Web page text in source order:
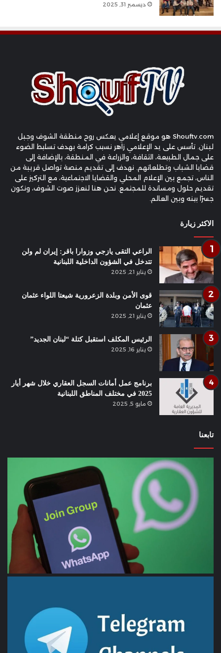
ديسمبر 31, 2025
Shouftv.com هو موقع إعلامي يعكس روح منطقة الشوف وجبل
لبنان. تأسس على يد الإعلامي زاهر نسيب كرامة بهدف تسليط الضوء
على جمال الطبيعة، الثقافة، والزراعة في المنطقة، بالإضافة إلى
قضايا الشباب وتطلعاتهم. نهدف إلى تقديم منصة تواصل قريبة من
الناس، تجمع بين الإعلام المحلي والقضايا الاجتماعية، مع التركيز على
تقديم حلول ومساندة للمجتمع. نحن هنا لنعزز صوت الشوف، ونكون
جسرًا بينه وبين العالم.
الاكثر زيارة
الراعي التقى يازجي وزوارا باقر: إيران لم ولن
تتدخل في الشؤون الداخلية اللبنانية
يناير 21, 2025
قوى الأمن وبلدة الزعرورية شيعتا اللواء عثمان
عثمان
يناير 21, 2025
الرئيس المكلف استقبل كتلة “لبنان الجديد”
يناير 16, 2025
برنامج عمل أمانات السجل العقاري خلال شهر أيار
2025 في مختلف المناطق اللبنانية
مايو 5, 2025
تابعنا